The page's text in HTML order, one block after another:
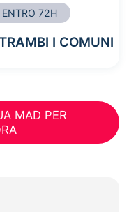
72H
I COMUNI
MAD PER